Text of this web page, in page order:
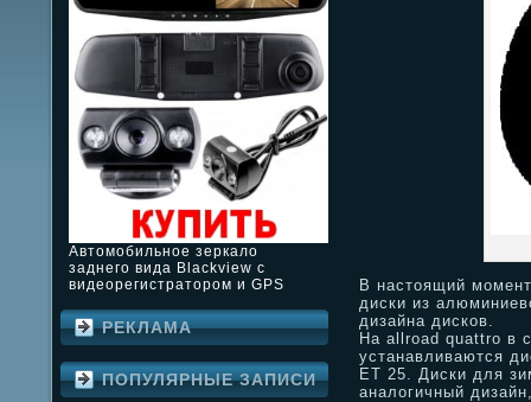
Автомобильное зеркало
заднего вида Blackview с
видеорегистратором и GPS
РЕКЛАМА
ПОПУЛЯРНЫЕ ЗАПИСИ
В настоящий
диски из
дизайна дисков.
На allroad quattro в
устанавливаются
ET 25. Диски для
аналогичный